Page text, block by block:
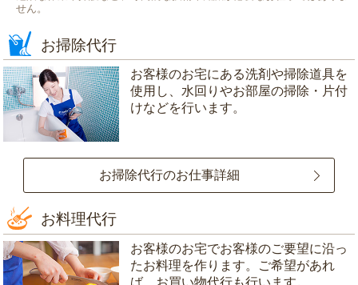
せん。
お掃除代行
お客様のお宅にある洗剤や掃除道具を
使用し、水回りやお部屋の掃除・片付
けなどを行います。
お掃除代行のお仕事詳細
お料理代行
お客様のお宅でお客様のご要望に沿っ
たお料理を作ります。ご希望があれ
ば、お買い物代行も行います。